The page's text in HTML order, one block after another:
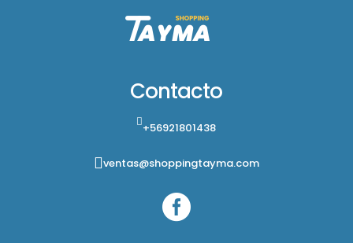
Contacto
+56921801438
ventas@shoppingtayma.com
